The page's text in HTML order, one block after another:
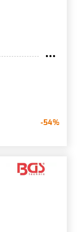
-54%